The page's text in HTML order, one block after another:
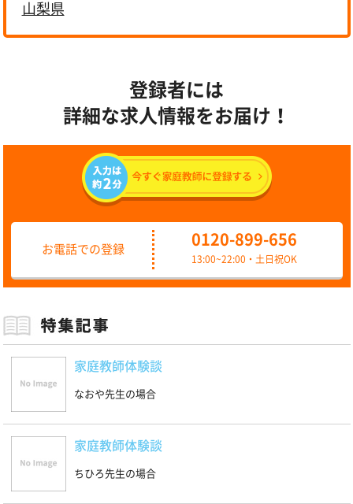
山梨県
登録者には
詳細な求人情報をお届け！
お電話での登録
0120-899-656
13:00~22:00・土日祝OK
家庭教師体験談
なおや先生の場合
家庭教師体験談
ちひろ先生の場合